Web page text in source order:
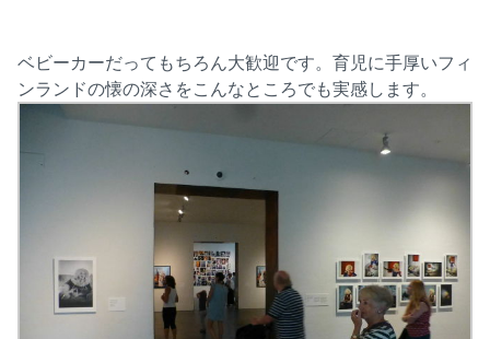
ベビーカーだってもちろん大歓迎です。育児に手厚いフィ
ンランドの懐の深さをこんなところでも実感します。